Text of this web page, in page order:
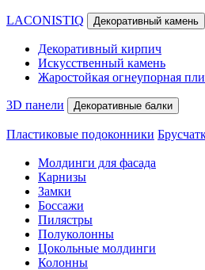
LACONISTIQ Декоративный камень
Декоративный кирпич
Искусственный камень
Жаростойкая огнеупорная
3D панели Декоративные балки
Пластиковые подоконники
Молдинги для фасада
Карнизы
Замки
Боссажи
Пилястры
Полуколонны
Цокольные молдинги
Колонны